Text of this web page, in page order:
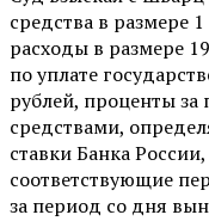
средства в размере
расходы в размере
по уплате
рублей, проценты
средствами,
ставки Банка
соответствующие
за период со дня